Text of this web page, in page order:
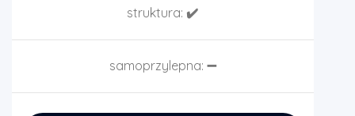
struktura: ✔️
samoprzylepna: ➖